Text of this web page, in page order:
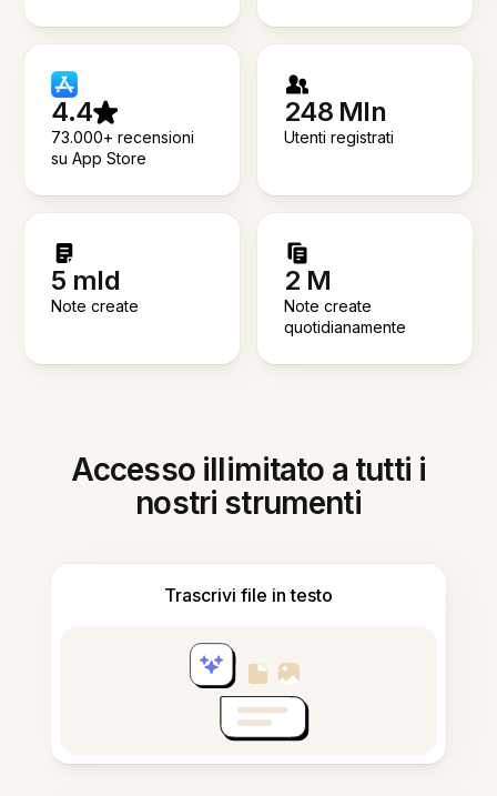
4.4
73.000+ recensioni
su App Store
248 Mln
Utenti registrati
5 mld
Note create
2 M
Note create
quotidianamente
Accesso illimitato a tutti i
nostri strumenti
Trascrivi file in testo